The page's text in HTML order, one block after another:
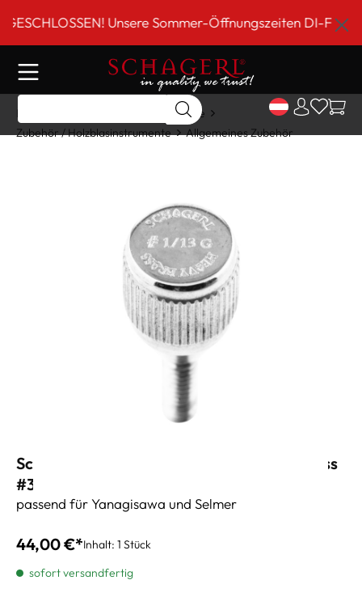
springenUnsere Sommer-Öffnungszeiten DI-FR 9 bis
Home
Holzblasinstrumente
Zubehör / Holzblasinstrumente
Allgemeines Zubehör
Schagerl S-Bogenschraube 2.0 Heavy Brass
#3/11g - versilbert
passend für Yanagisawa und Selmer
44,00 €*Inhalt: 1 Stück
sofort versandfertig